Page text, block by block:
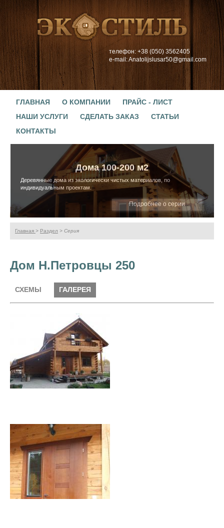
телефон: +38 (050) 3562405
e-mail: Anatolijslusar50@gmail.com
ГЛАВНАЯ О КОМПАНИИ
ПРАЙС - ЛИСТ
НАШИ УСЛУГИ
СДЕЛАТЬ ЗАКАЗ
СТАТЬИ
КОНТАКТЫ
Дома 100-200 м2
Деревянные дома из экологически чистых материалов, по
индивидуальным проектам.
Подробнее о серии
Главная > Раздел > Серия
Дом Н.Петровцы 250
СХЕМЫ ГАЛЕРЕЯ